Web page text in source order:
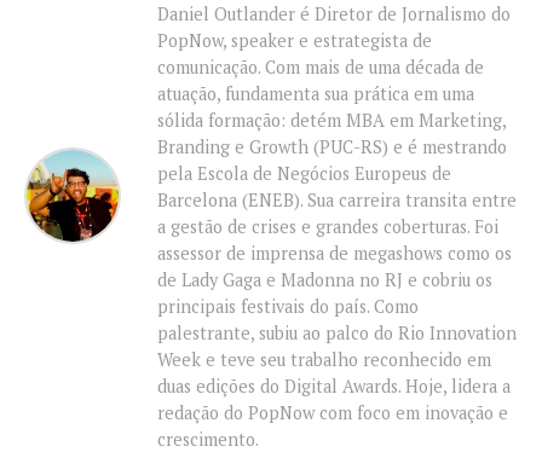
Daniel Outlander é Diretor de Jornalismo do
PopNow, speaker e estrategista de
comunicação. Com mais de uma década de
atuação, fundamenta sua prática em uma
sólida formação: detém MBA em Marketing,
Branding e Growth (PUC-RS) e é mestrando
pela Escola de Negócios Europeus de
Barcelona (ENEB). Sua carreira transita entre
a gestão de crises e grandes coberturas. Foi
assessor de imprensa de megashows como os
de Lady Gaga e Madonna no RJ e cobriu os
principais festivais do país. Como
palestrante, subiu ao palco do Rio Innovation
Week e teve seu trabalho reconhecido em
duas edições do Digital Awards. Hoje, lidera a
redação do PopNow com foco em inovação e
crescimento.